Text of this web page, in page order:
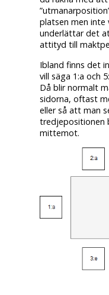
platsen men inte
underlättar det
attityd till
Ibland finns det
vill säga 1:a och
Då blir normalt
sidorna, oftast
eller så att man
tredjepositionen
mittemot.